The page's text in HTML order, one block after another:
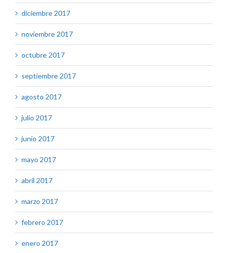
diciembre 2017
noviembre 2017
octubre 2017
septiembre 2017
agosto 2017
julio 2017
junio 2017
mayo 2017
abril 2017
marzo 2017
febrero 2017
enero 2017